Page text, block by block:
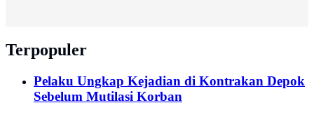
Terpopuler
Pelaku Ungkap Kejadian di Kontrakan Depok
Sebelum Mutilasi Korban